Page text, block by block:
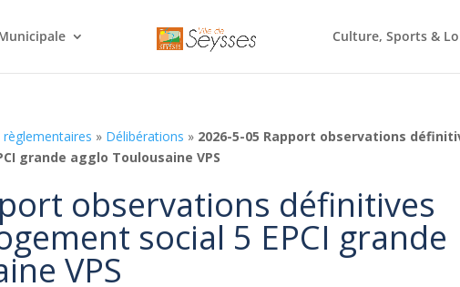
Culture, Sports &
» Délibérations » 2026-5-05 Rapport observations
grande agglo Toulousaine VPS
observations définitives
social 5 EPCI grande
VPS